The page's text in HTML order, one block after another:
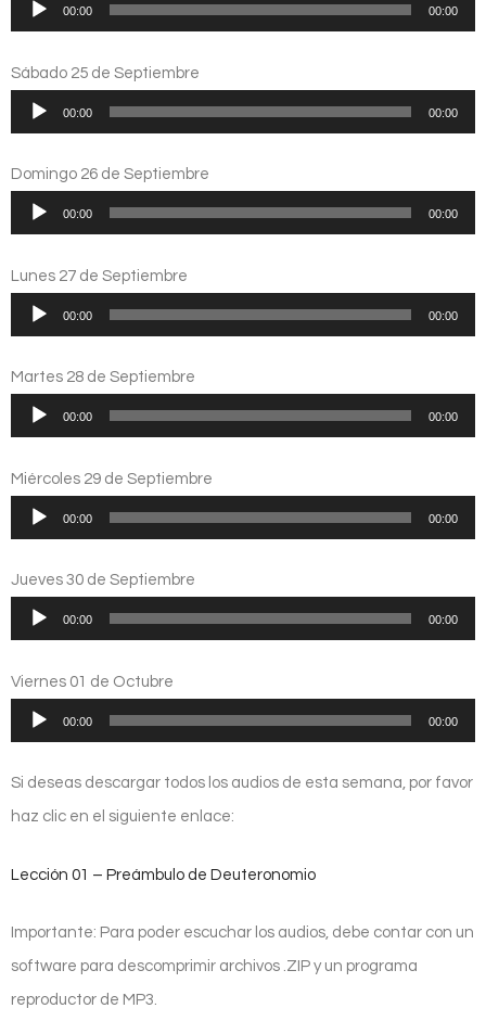
Reproductor
audio
00:00 00:00
Sábado 25 de Septiembre
Reproductor
audio
00:00 00:00
Domingo 26 de Septiembre
Reproductor
audio
00:00 00:00
Lunes 27 de Septiembre
Reproductor
audio
00:00 00:00
Martes 28 de Septiembre
Reproductor
audio
00:00 00:00
Miércoles 29 de Septiembre
Reproductor
audio
00:00 00:00
Jueves 30 de Septiembre
Reproductor
audio
00:00 00:00
Viernes 01 de Octubre
Reproductor
audio
00:00 00:00
Si deseas descargar todos los audios de esta semana, por favor
haz clic en el siguiente enlace:
Lección 01 – Preámbulo de Deuteronomio
Importante: Para poder escuchar los audios, debe contar con un
software para descomprimir archivos .ZIP y un programa
reproductor de MP3.